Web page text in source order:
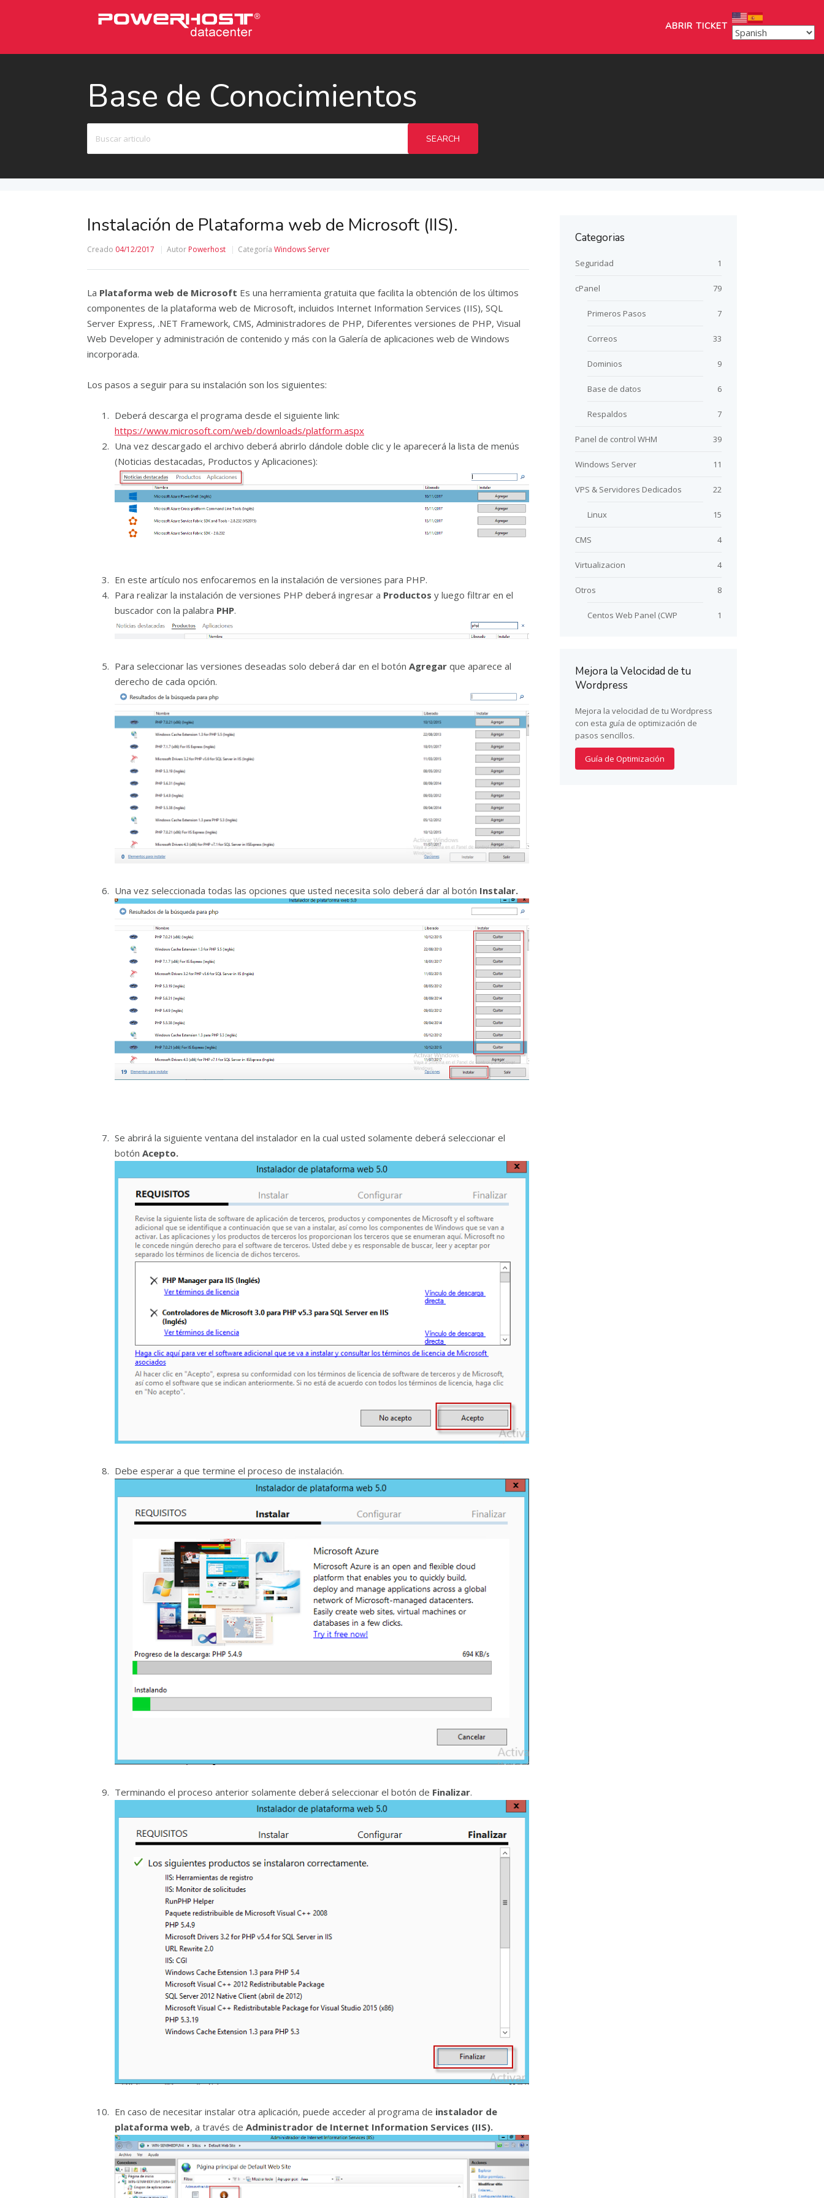
ABRIR TICKET
Base de Conocimientos
SEARCH
Instalación de Plataforma web de Microsoft (IIS).
Creado 04/12/2017 Autor Powerhost Categoría Windows Server
La Plataforma web de Microsoft Es una herramienta gratuita que facilita la obtención de los últimos
componentes de la plataforma web de Microsoft, incluidos Internet Information Services (IIS), SQL
Server Express, .NET Framework, CMS, Administradores de PHP, Diferentes versiones de PHP, Visual
Web Developer y administración de contenido y más con la Galería de aplicaciones web de Windows
incorporada.
Los pasos a seguir para su instalación son los siguientes:
Deberá descarga el programa desde el siguiente link:
https://www.microsoft.com/web/downloads/platform.aspx
Una vez descargado el archivo deberá abrirlo dándole doble clic y le aparecerá la lista de menús
(Noticias destacadas, Productos y Aplicaciones):
En este artículo nos enfocaremos en la instalación de versiones para PHP.
Para realizar la instalación de versiones PHP deberá ingresar a Productos y luego filtrar en el
buscador con la palabra PHP.
Para seleccionar las versiones deseadas solo deberá dar en el botón Agregar que aparece al
derecho de cada opción.
Una vez seleccionada todas las opciones que usted necesita solo deberá dar al botón Instalar.
Se abrirá la siguiente ventana del instalador en la cual usted solamente deberá seleccionar el
botón Acepto.
Debe esperar a que termine el proceso de instalación.
Terminando el proceso anterior solamente deberá seleccionar el botón de Finalizar.
En caso de necesitar instalar otra aplicación, puede acceder al programa de instalador de
plataforma web, a través de Administrador de Internet Information Services (IIS).
Categorias
Seguridad 1
cPanel 79
Primeros Pasos 7
Correos 33
Dominios 9
Base de datos 6
Respaldos 7
Panel de control WHM 39
Windows Server 11
VPS & Servidores Dedicados 22
Linux 15
CMS 4
Virtualizacion 4
Otros 8
Centos Web Panel (CWP 1
Mejora la Velocidad de tu
Wordpress
Mejora la velocidad de tu Wordpress
con esta guía de optimización de
pasos sencillos.
Guía de Optimización